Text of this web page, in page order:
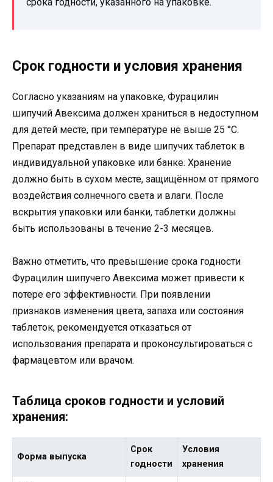
Срок годности и условия хранения
Согласно указаниям на упаковке, Фурацилин
шипучий Авексима должен храниться в недоступном
для детей месте, при температуре не выше 25 °C.
Препарат представлен в виде шипучих таблеток в
индивидуальной упаковке или банке. Хранение
должно быть в сухом месте, защищённом от прямого
воздействия солнечного света и влаги. После
вскрытия упаковки или банки, таблетки должны
быть использованы в течение 2-3 месяцев.
Важно отметить, что превышение срока годности
Фурацилин шипучего Авексима может привести к
потере его эффективности. При появлении
признаков изменения цвета, запаха или состояния
таблеток, рекомендуется отказаться от
использования препарата и проконсультироваться с
фармацевтом или врачом.
Таблица сроков годности и условий
хранения:
Форма выпуска
Срок
годности
Условия
хранения